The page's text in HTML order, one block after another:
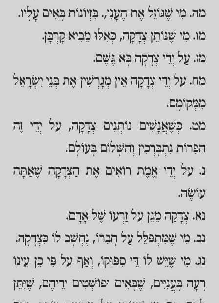
מה. מִי שֶׁגּוֹזֵל אֶת הֶעָנִי,. בִּזְיוֹנוֹת בָּאִים עָלָיו.
מו. מִי שֶׁנּוֹתֵן צְדָקָה, כְּאִלּוּ מֵבִיא קָרְבָּן.
מז. עַל יְדֵי צְדָקָה בָּא גֶּשֶׁם.
מח. עַל יְדֵי צְדָקָה אֵין מְגָרְשִׁין אֶת בְּנֵי יִשְׂרָאֵל
מִמְּקוֹמָם.
מט. כְּשֶׁאֲנָשִׁים נוֹתְנִים צְדָקָה, עַל יְדֵי זֶה
הַפֵּרוֹת נִתְבָּרְכִין וְהַשָּׁלוֹם בָּעוֹלָם.
נ. עַל יְדֵי אֱמֶת רוֹאִים אֶת הַצְּדָקָה שֶׁאַתָּה
עוֹשֶׂה.
נא. צְדָקָה מֵגֵן עַל זַרְעוֹ שֶׁל אָדָם.
נב. מִי שֶׁמִּתְפַּלֵּל עַל חֲבֵרוֹ, נֶחְשָׁב לוֹ כִּצְדָקָה.
נג. מִי שֶׁיֵּשׁ לוֹ דֵּי סִפּוּקוֹ, וְאַף עַל פִּי כֵן עֵינוֹ
רָעָה בָּעֲנִיִּים, שֶׁבָּאִים וּפוֹשְׁטִים יְדֵיהֶם, שֶׁיִּתֵּן